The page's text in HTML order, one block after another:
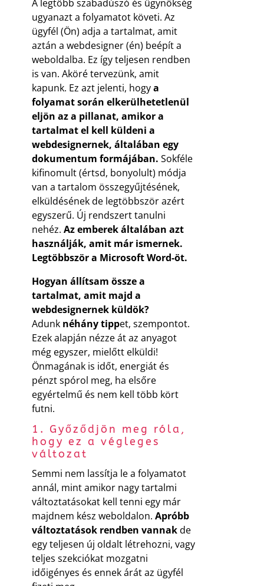
A legtöbb szabadúszó és ügynökség
ugyanazt a folyamatot követi. Az
ügyfél (Ön) adja a tartalmat, amit
aztán a webdesigner (én) beépít a
weboldalba. Ez így teljesen rendben
is van. Aköré tervezünk, amit
kapunk. Ez azt jelenti, hogya
folyamat során elkerülhetetlenül
eljön az a pillanat, amikor a
tartalmat el kell küldeni a
webdesignernek, általában egy
dokumentum formájában. Sokféle
kifinomult (értsd, bonyolult) módja
van a tartalom összegyűjtésének,
elküldésének de legtöbbször azért
egyszerű. Új rendszert tanulni
nehéz. Az emberek általában azt
használják, amit már ismernek.
Legtöbbször a Microsoft Word-öt.
Hogyan állítsam össze a
tartalmat, amit majd a
webdesignernek küldök?
Adunk néhány tippet, szempontot.
Ezek alapján nézze át az anyagot
még egyszer, mielőtt elküldi!
Önmagának is időt, energiát és
pénzt spórol meg, ha elsőre
egyértelmű és nem kell több kört
futni.
1. Győződjön meg róla,
hogy ez a végleges
változat
Semmi nem lassítja le a folyamatot
annál, mint amikor nagy tartalmi
változtatásokat kell tenni egy már
majdnem kész weboldalon. Apróbb
változtatások rendben vannakde
egy teljesen új oldalt létrehozni, vagy
teljes szekciókat mozgatni
időigényes és ennek árát az ügyfél